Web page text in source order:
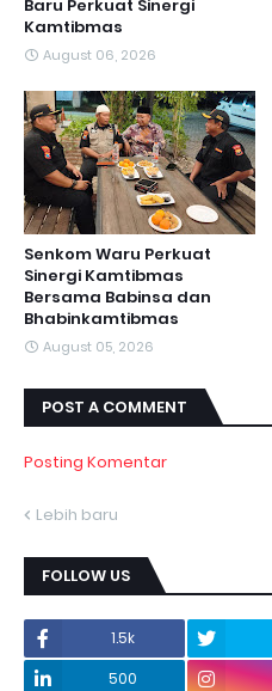
Baru Perkuat Sinergi
Kamtibmas
August 06, 2026
Senkom Waru Perkuat
Sinergi Kamtibmas
Bersama Babinsa dan
Bhabinkamtibmas
August 05, 2026
POST A COMMENT
Posting Komentar
Lebih baru
FOLLOW US
1.5k
500